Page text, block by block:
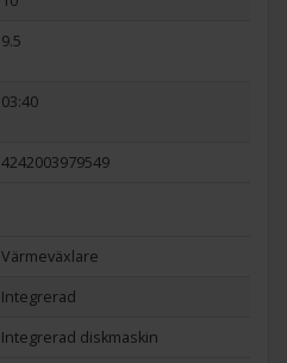
9.5
03:40
4242003979549
Värmeväxlare
Integrerad
Integrerad diskmaskin